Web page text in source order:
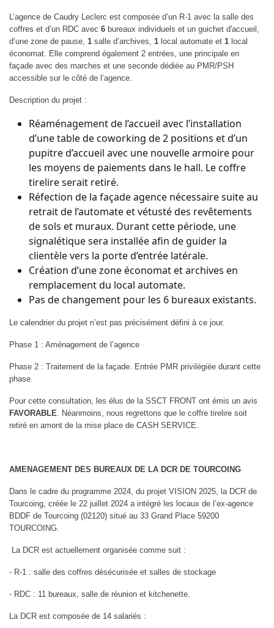
L’agence de Caudry Leclerc est composée d’un R-1 avec la salle des
coffres et d’un RDC avec 6 bureaux individuels et un guichet d'accueil,
d’une zone de pause, 1 salle d’archives, 1 local automate et 1 local
économat. Elle comprend également 2 entrées, une principale en
façade avec des marches et une seconde dédiée au PMR/PSH
accessible sur le côté de l’agence.
Description du projet :
Réaménagement de l’accueil avec l’installation
d’une table de coworking de 2 positions et d’un
pupitre d’accueil avec une nouvelle armoire pour
les moyens de paiements dans le hall. Le coffre
tirelire serait retiré.
Réfection de la façade agence nécessaire suite au
retrait de l’automate et vétusté des revêtements
de sols et muraux. Durant cette période, une
signalétique sera installée afin de guider la
clientèle vers la porte d’entrée latérale.
Création d’une zone économat et archives en
remplacement du local automate.
Pas de changement pour les 6 bureaux existants.
Le calendrier du projet n’est pas précisément défini à ce jour.
Phase 1 : Aménagement de l’agence
Phase 2 : Traitement de la façade. Entrée PMR privilégiée durant cette
phase.
Pour cette consultation, les élus de la SSCT FRONT ont émis un avis
FAVORABLE . Néanmoins, nous regrettons que le coffre tirelire soit
retiré en amont de la mise place de CASH SERVICE.
AMENAGEMENT DES BUREAUX DE LA DCR DE TOURCOING
Dans le cadre du programme 2024, du projet VISION 2025, la DCR de
Tourcoing, créée le 22 juillet 2024 a intégré les locaux de l’ex-agence
BDDF de Tourcoing (02120) situé au 33 Grand Place 59200
TOURCOING.
La DCR est actuellement organisée comme suit :
- R-1 : salle des coffres désécurisée et salles de stockage
- RDC : 11 bureaux, salle de réunion et kitchenette.
La DCR est composée de 14 salariés :